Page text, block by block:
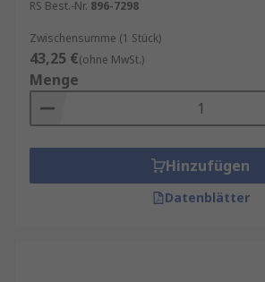
RS Best.-Nr. 896-7298
Zwischensumme (1 Stück)
43,25 €(ohne MwSt.)
Menge
Hinzufügen
Datenblätter